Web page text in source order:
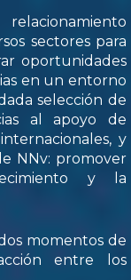
sectores para
oportunidades
en un entorno
selección de
al apoyo de
y
NNv: promover
y la
momentos de
entre los